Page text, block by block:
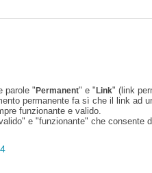
parole "Permanent" e "Link" (link
permanente fa sì che il link ad
funzionante e valido.
e "funzionante" che consente